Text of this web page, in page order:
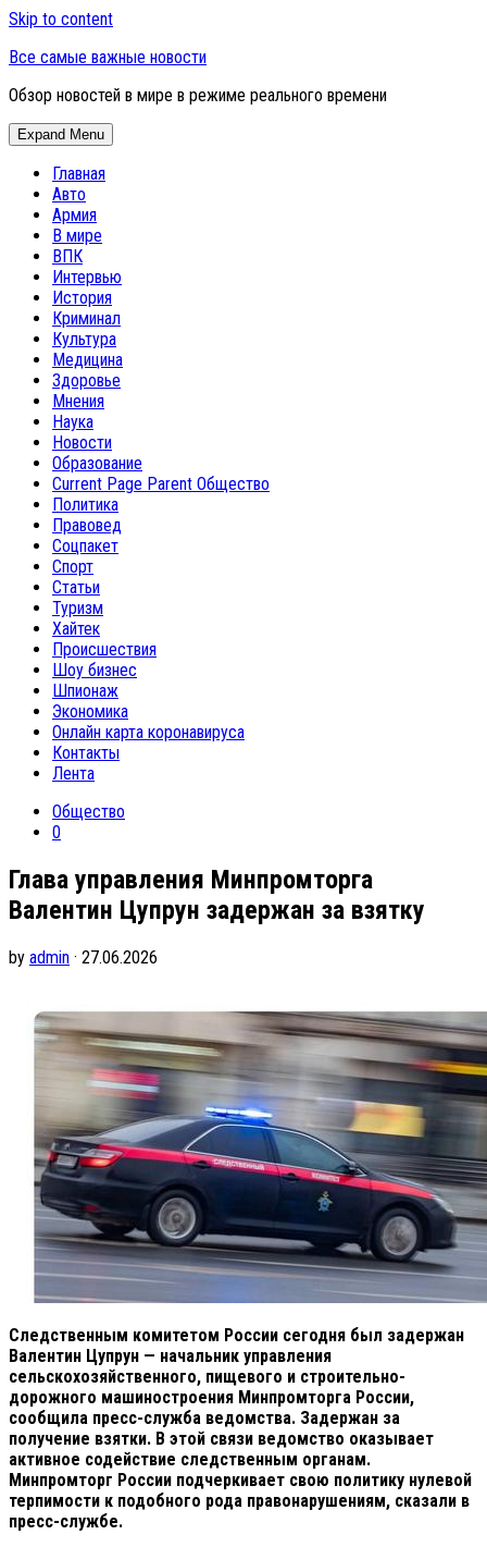
Skip to content
Все самые важные новости
Обзор новостей в мире в режиме реального времени
Expand Menu
Главная
Авто
Армия
В мире
ВПК
Интервью
История
Криминал
Культура
Медицина
Здоровье
Мнения
Наука
Новости
Образование
Current Page Parent Общество
Политика
Правовед
Соцпакет
Спорт
Статьи
Туризм
Хайтек
Происшествия
Шоу бизнес
Шпионаж
Экономика
Онлайн карта коронавируса
Контакты
Лента
Общество
0
Глава управления Минпромторга
Валентин Цупрун задержан за взятку
by admin · 27.06.2026
Следственным комитетом России сегодня был задержан
Валентин Цупрун — начальник управления
сельскохозяйственного, пищевого и строительно-
дорожного машиностроения Минпромторга России,
сообщила пресс-служба ведомства. Задержан за
получение взятки. В этой связи ведомство оказывает
активное содействие следственным органам.
Минпромторг России подчеркивает свою политику нулевой
терпимости к подобного рода правонарушениям, сказали в
пресс-службе.